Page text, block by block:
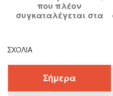
που πλέον
συγκαταλέγεται στα
ΣΧΌΛΙΑ
Σήμερα